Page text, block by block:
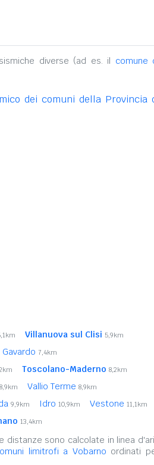
diverse (ad es. il comune
dei comuni della Provincia
Villanuova sul Clisi 5,9km
Gavardo 7,4km
Toscolano-Maderno 8,2km
8,9km Vallio Terme 8,9km
9,9km Idro 10,9km Vestone 11,1km
13,4km
distanze sono calcolate in linea
limitrofi a Vobarno ordinati